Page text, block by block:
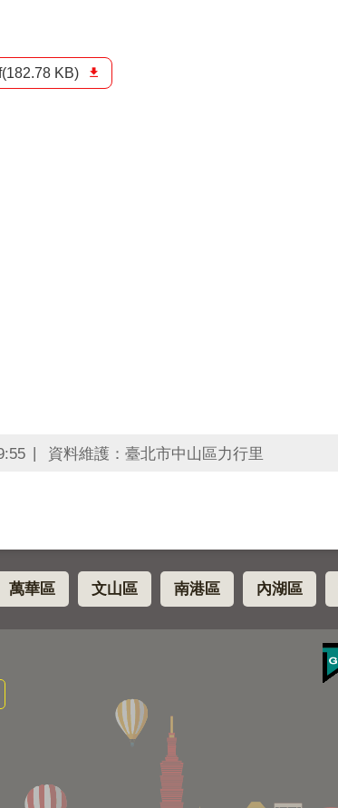
KB)
資料維護：臺北市中山區力行里
萬華區 文山區 南港區 內湖區